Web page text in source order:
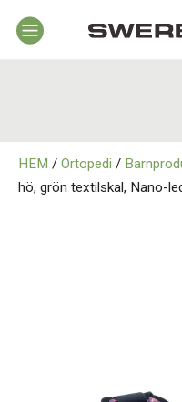
Rörelsehjälpmedel
HEM / Ortopedi /
hö, grön textilskal, Nano-